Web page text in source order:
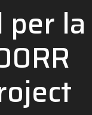
per la